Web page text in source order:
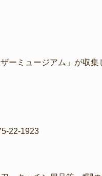
ーミュージアム」が収
22-1923